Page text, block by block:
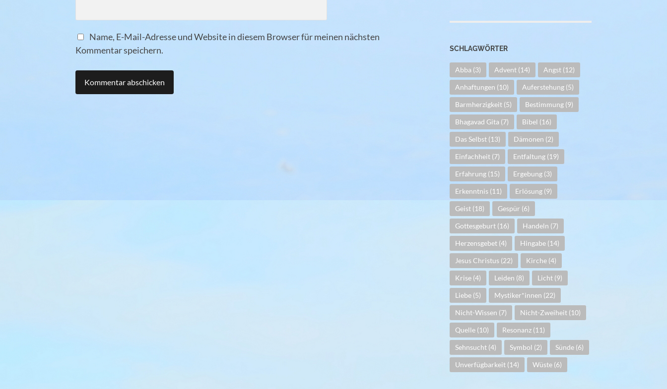
Name, E-Mail-Adresse und Website in diesem Browser für meinen nächsten
Kommentar speichern.
SCHLAGWÖRTER
Abba (3) Advent (14) Angst (12)
Anhaftungen (10) Auferstehung (5)
Barmherzigkeit (5) Bestimmung (9)
Bhagavad Gita (7) Bibel (16)
Das Selbst (13) Dämonen (2)
Einfachheit (7) Entfaltung (19)
Erfahrung (15) Ergebung (3)
Erkenntnis (11) Erlösung (9)
Geist (18) Gespür (6)
Gottesgeburt (16) Handeln (7)
Herzensgebet (4) Hingabe (14)
Jesus Christus (22) Kirche (4)
Krise (4) Leiden (8) Licht (9)
Liebe (5) Mystiker*innen (22)
Nicht-Wissen (7) Nicht-Zweiheit (10)
Quelle (10) Resonanz (11)
Sehnsucht (4) Symbol (2) Sünde (6)
Unverfügbarkeit (14) Wüste (6)